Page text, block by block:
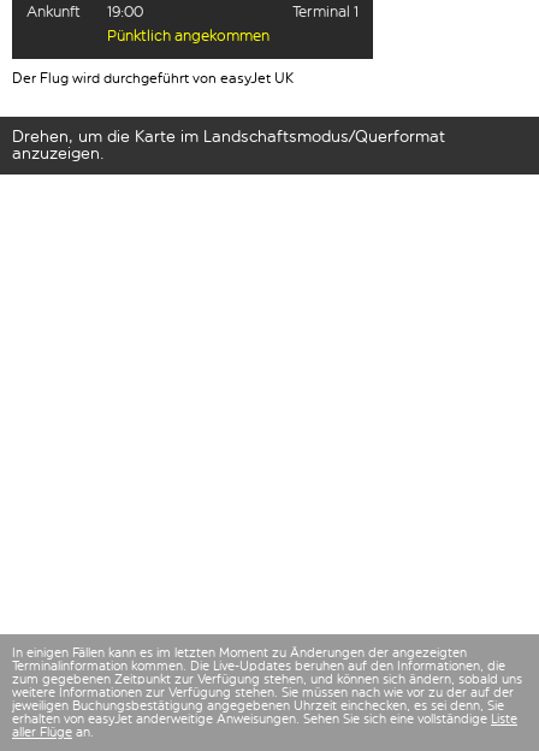
Ankunft
19:00
Terminal 1
Pünktlich angekommen
Der Flug wird durchgeführt von easyJet UK
Drehen, um die Karte im Landschaftsmodus/Querformat
anzuzeigen.
In einigen Fällen kann es im letzten Moment zu Änderungen der angezeigten
Terminalinformation kommen. Die Live-Updates beruhen auf den Informationen, die
zum gegebenen Zeitpunkt zur Verfügung stehen, und können sich ändern, sobald uns
weitere Informationen zur Verfügung stehen. Sie müssen nach wie vor zu der auf der
jeweiligen Buchungsbestätigung angegebenen Uhrzeit einchecken, es sei denn, Sie
erhalten von easyJet anderweitige Anweisungen. Sehen Sie sich eine vollständige Liste
aller Flüge an.